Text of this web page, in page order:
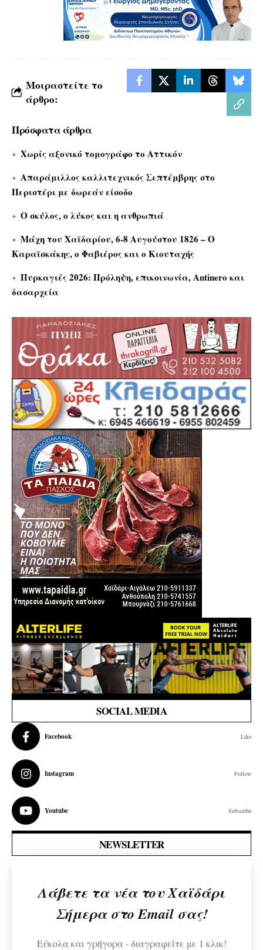
Μοιραστείτε το
άρθρο:
Πρόσφατα άρθρα
Χωρίς αξονικό τομογράφο το Αττικόν
Απαράμιλλος καλλιτεχνικός Σεπτέμβρης στο
Περιστέρι με δωρεάν είσοδο
Ο σκύλος, ο λύκος και η ανθρωπιά
Μάχη του Χαϊδαρίου, 6-8 Αυγούστου 1826 – Ο
Καραϊσκάκης, ο Φαβιέρος και ο Κιουταχής
Πυρκαγιές 2026: Πρόληψη, επικοινωνία, Antinero και
δασαρχεία
SOCIAL MEDIA
Facebook Like
Instagram Follow
Youtube Subscribe
NEWSLETTER
Λάβετε τα νέα του Χαϊδάρι
Σήμερα στο Email σας!
Εύκολα και γρήγορα - διαγραφείτε με 1 κλικ!